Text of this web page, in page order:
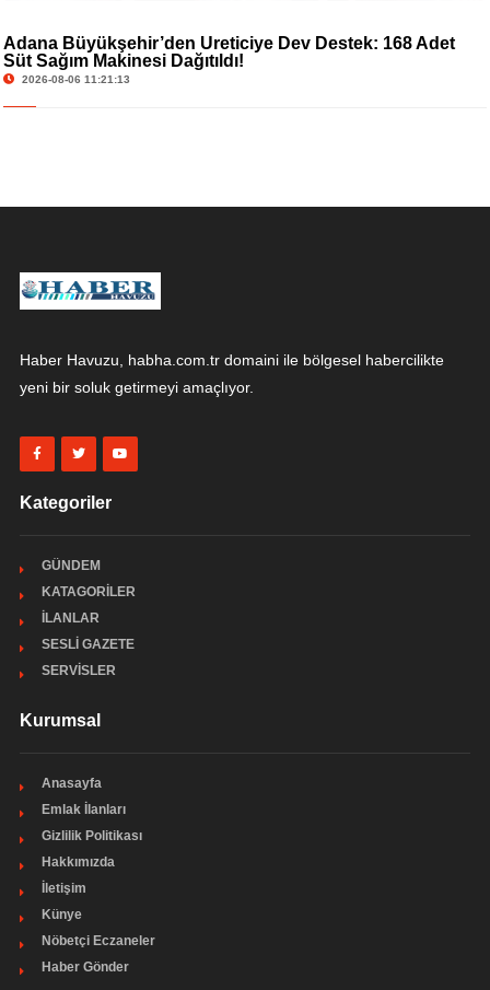
Adana Büyükşehir’den Üreticiye Dev Destek: 168 Adet
Süt Sağım Makinesi Dağıtıldı!
2026-08-06 11:21:13
Haber Havuzu, habha.com.tr domaini ile bölgesel habercilikte
yeni bir soluk getirmeyi amaçlıyor.
Kategoriler
GÜNDEM
KATAGORİLER
İLANLAR
SESLİ GAZETE
SERVİSLER
Kurumsal
Anasayfa
Emlak İlanları
Gizlilik Politikası
Hakkımızda
İletişim
Künye
Nöbetçi Eczaneler
Haber Gönder